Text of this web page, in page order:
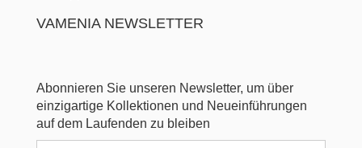
VAMENIA NEWSLETTER
Abonnieren Sie unseren Newsletter, um über
einzigartige Kollektionen und Neueinführungen
auf dem Laufenden zu bleiben